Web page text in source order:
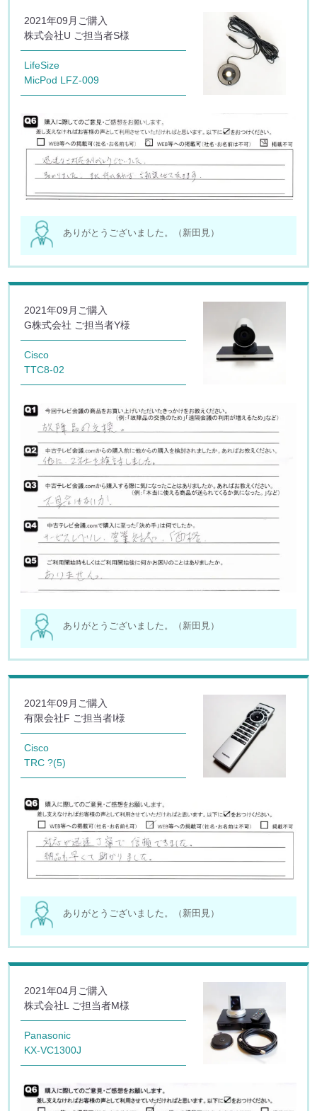
2021年09月ご購入
株式会社U ご担当者S様
LifeSize
MicPod LFZ-009
ありがとうございました。（新田見）
2021年09月ご購入
G株式会社 ご担当者Y様
Cisco
TTC8-02
ありがとうございました。（新田見）
2021年09月ご購入
有限会社F ご担当者I様
Cisco
TRC ?(5)
ありがとうございました。（新田見）
2021年04月ご購入
株式会社L ご担当者M様
Panasonic
KX-VC1300J